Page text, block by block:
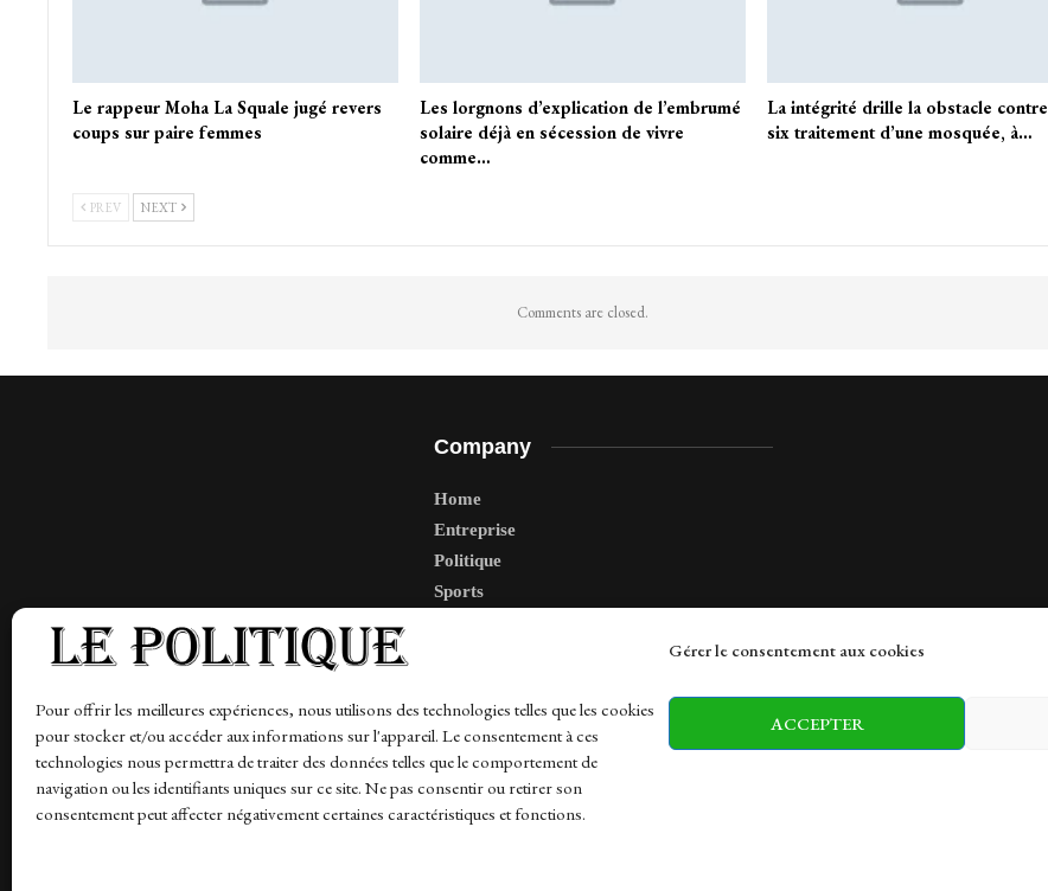
Gérer le consentement aux cookies
Pour offrir les meilleures expériences, nous utilisons des technologies telles que les cookies
pour stocker et/ou accéder aux informations sur l'appareil. Le consentement à ces
technologies nous permettra de traiter des données telles que le comportement de
navigation ou les identifiants uniques sur ce site. Ne pas consentir ou retirer son
consentement peut affecter négativement certaines caractéristiques et fonctions.
ACCEPTER
Le rappeur Moha La Squale jugé revers
coups sur paire femmes
Les lorgnons d’explication de l’embrumé
solaire déjà en sécession de vivre
comme…
La intégrité drille la obstacle contre
six traitement d’une mosquée, à…
PREV NEXT
Comments are closed.
Company
Home
Entreprise
Politique
Sports
News Finance-Marches Business